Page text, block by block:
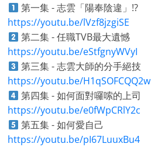
第一集 - 志雲「陽奉陰違」!?
https://youtu.be/lVzf8jzgiSE
第二集 - 任職TVB最大遺憾
https://youtu.be/eStfgnyWVyI
第三集 - 志雲大師的分手絕技
https://youtu.be/H1qSOFCQQ2w
第四集 - 如何面對囉嗦的上司
https://youtu.be/e0fWpCRlY2c
第五集 - 如何愛自己
https://youtu.be/pI67LuuxBu4